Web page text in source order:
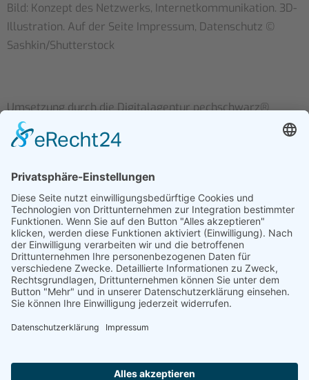
Bild: Konzept des Netzwerks, Internetkommunikation. 3D-
Illustration. Auf der Seite Impressum, Datenschutz ©
Sashkin/Shutterstock
Umsetzung durch dieDigitalagentur pechschwarz®